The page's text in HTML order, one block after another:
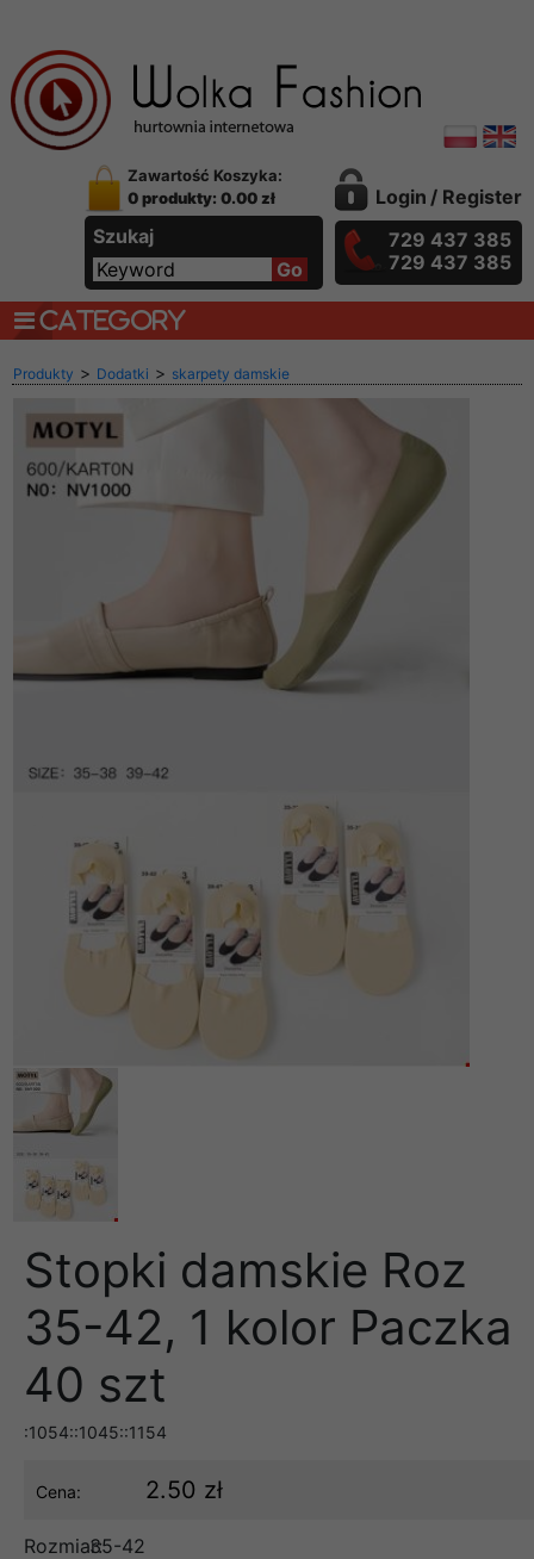
Zawartość Koszyka:
0 produkty: 0.00 zł
Szukaj
Login / Register
729 437 385
729 437 385
CATEGORY
Produkty > Dodatki > skarpety damskie
Stopki damskie Roz
35-42, 1 kolor Paczka
40 szt
:1054::1045::1154
Cena: 2.50 zł
Rozmiar:35-42